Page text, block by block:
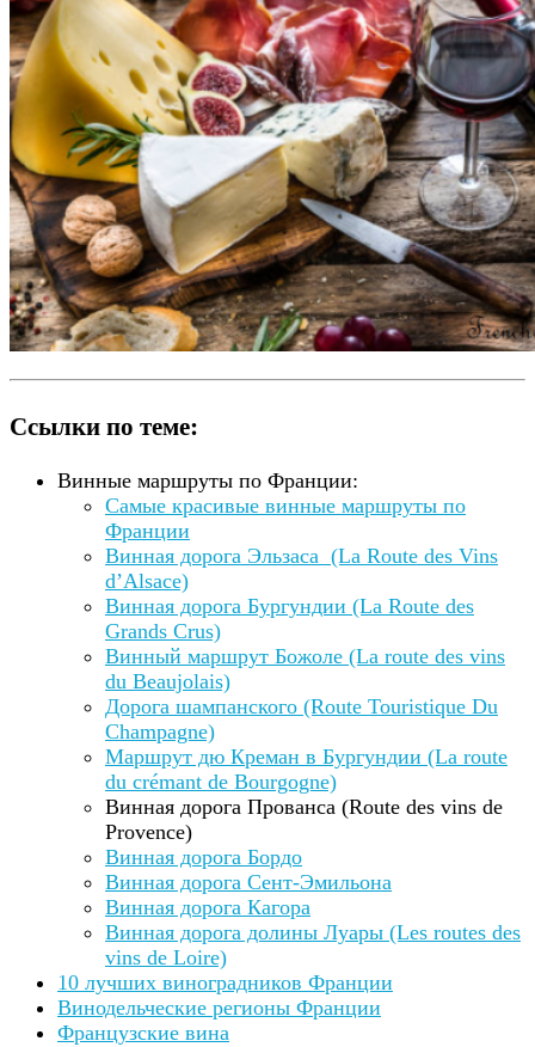
Ссылки по теме:
Винные маршруты по Франции:
Самые красивые винные маршруты по
Франции
Винная дорога Эльзаса (La Route des Vins
d’Alsace)
Винная дорога Бургундии (La Route des
Grands Crus)
Винный маршрут Божоле (La route des vins
du Beaujolais)
Дорога шампанского (Route Touristique Du
Champagne)
Маршрут дю Креман в Бургундии (La route
du crémant de Bourgogne)
Винная дорога Прованса (Route des vins de
Provence)
Винная дорога Бордо
Винная дорога Сент-Эмильона
Винная дорога Кагора
Винная дорога долины Луары (Les routes des
vins de Loire)
10 лучших виноградников Франции
Винодельческие регионы Франции
Французские вина